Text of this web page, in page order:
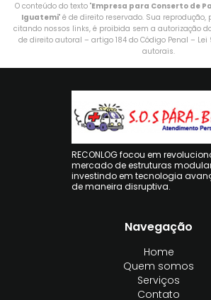
O conteúdo do texto "Empresa para Conserto de
Iguatemi" é de direito reservado. Sua
citando nossos links, é proibida sem a autorização
de direito autoral – artigo 184 do Código Penal – Lei
autorais.
RECONLOG focou em
mercado de estruturas
investindo em tecnologia
de maneira disruptiva.
Navegação
Home
Quem somos
Serviços
Contato